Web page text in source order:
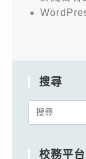
搜尋
Search
校務平